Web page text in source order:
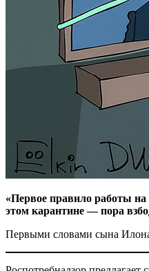
«Первое правило работы на
этом карантине — пора
Первыми словами сына Илона